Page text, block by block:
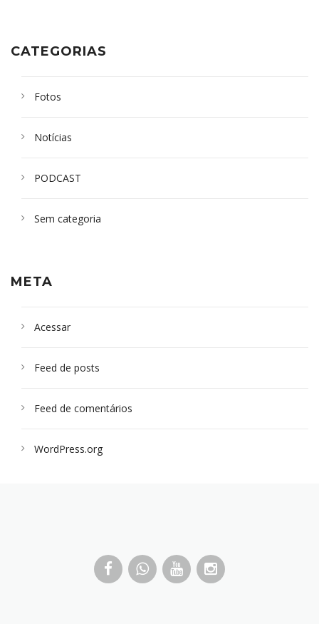
CATEGORIAS
Fotos
Notícias
PODCAST
Sem categoria
META
Acessar
Feed de posts
Feed de comentários
WordPress.org